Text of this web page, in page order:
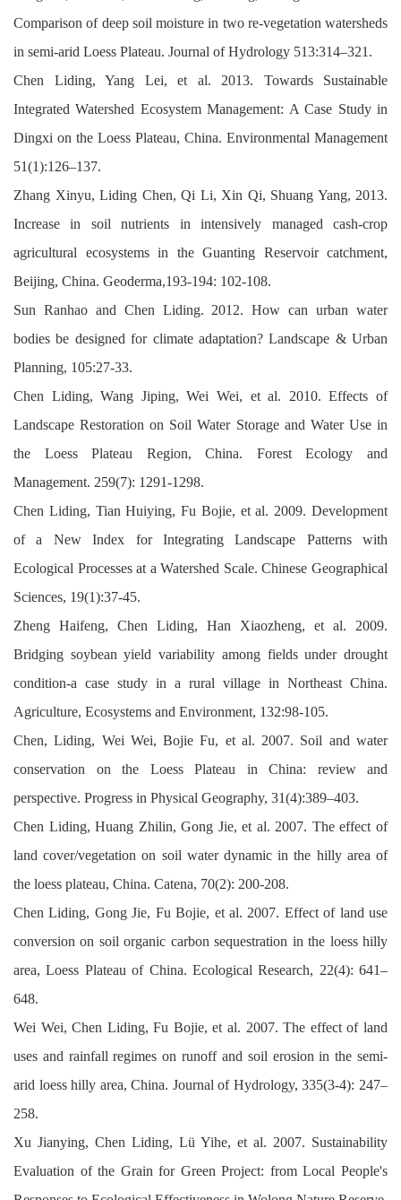
Comparison of deep soil moisture in two re-vegetation watersheds
in semi-arid Loess Plateau. Journal of Hydrology 513:314–321.
Chen Liding, Yang Lei, et al. 2013. Towards Sustainable
Integrated Watershed Ecosystem Management: A Case Study in
Dingxi on the Loess Plateau, China. Environmental Management
51(1):126–137.
Zhang Xinyu, Liding Chen, Qi Li, Xin Qi, Shuang Yang, 2013.
Increase in soil nutrients in intensively managed cash-crop
agricultural ecosystems in the Guanting Reservoir catchment,
Beijing, China. Geoderma,193-194: 102-108.
Sun Ranhao and Chen Liding. 2012. How can urban water
bodies be designed for climate adaptation? Landscape & Urban
Planning, 105:27-33.
Chen Liding, Wang Jiping, Wei Wei, et al. 2010. Effects of
Landscape Restoration on Soil Water Storage and Water Use in
the Loess Plateau Region, China. Forest Ecology and
Management. 259(7): 1291-1298.
Chen Liding, Tian Huiying, Fu Bojie, et al. 2009. Development
of a New Index for Integrating Landscape Patterns with
Ecological Processes at a Watershed Scale. Chinese Geographical
Sciences, 19(1):37-45.
Zheng Haifeng, Chen Liding, Han Xiaozheng, et al. 2009.
Bridging soybean yield variability among fields under drought
condition-a case study in a rural village in Northeast China.
Agriculture, Ecosystems and Environment, 132:98-105.
Chen, Liding, Wei Wei, Bojie Fu, et al. 2007. Soil and water
conservation on the Loess Plateau in China: review and
perspective. Progress in Physical Geography, 31(4):389–403.
Chen Liding, Huang Zhilin, Gong Jie, et al. 2007. The effect of
land cover/vegetation on soil water dynamic in the hilly area of
the loess plateau, China. Catena, 70(2): 200-208.
Chen Liding, Gong Jie, Fu Bojie, et al. 2007. Effect of land use
conversion on soil organic carbon sequestration in the loess hilly
area, Loess Plateau of China. Ecological Research, 22(4): 641–
648.
Wei Wei, Chen Liding, Fu Bojie, et al. 2007. The effect of land
uses and rainfall regimes on runoff and soil erosion in the semi-
arid loess hilly area, China. Journal of Hydrology, 335(3-4): 247–
258.
Xu Jianying, Chen Liding, Lü Yihe, et al. 2007. Sustainability
Evaluation of the Grain for Green Project: from Local People's